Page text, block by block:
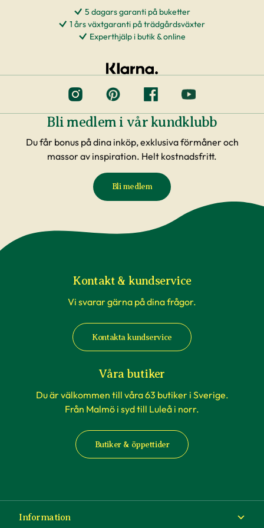
5 dagars garanti på buketter
1 års växtgaranti på trädgårdsväxter
Experthjälp i butik & online
Bli medlem i vår kundklubb
Du får bonus på dina inköp, exklusiva förmåner och
massor av inspiration. Helt kostnadsfritt.
Bli medlem
Kontakt & kundservice
Vi svarar gärna på dina frågor.
Kontakta kundservice
Våra butiker
Du är välkommen till våra 63 butiker i Sverige.
Från Malmö i syd till Luleå i norr.
Butiker & öppettider
Information